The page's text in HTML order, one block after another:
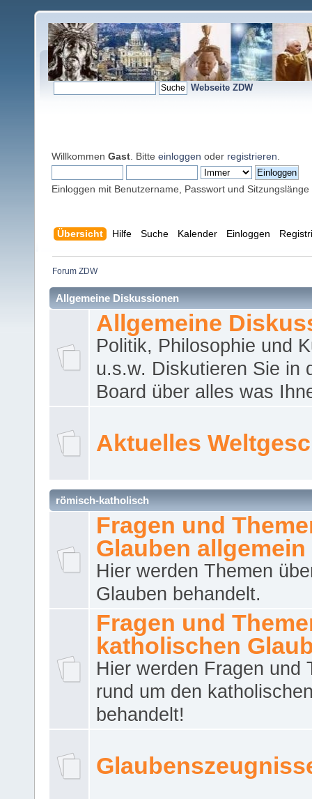
Webseite ZDW
Willkommen Gast . Bitte einloggen oder registrieren
Einloggen mit Benutzername, Passwort und Sitzungslänge
Übersicht Hilfe Suche Kalender Einloggen
Forum ZDW
Allgemeine Diskussionen
Allgemeine
Politik, Philosophie und
u.s.w. Diskutieren Sie in
Board über alles was
Aktuelles
römisch-katholisch
Fragen und
Glauben allgemein
Hier werden Themen
Glauben behandelt.
Fragen und
katholischen
Hier werden Fragen und
rund um den
behandelt!